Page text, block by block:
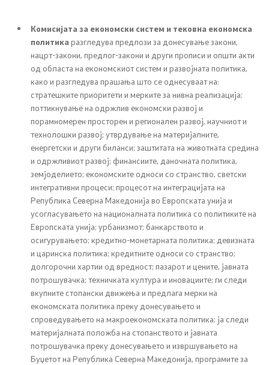
Генерален Секретаријат
Односи со јавност
Канцеларија на портпарол
Медија центар
Отворена Влада
Отчетност
Финансии
Сервисни информации
Антикорупција
Организација и систематизација
Регулатива
Комисијата за економски систем и тековна економска
политикаразгледува предлози за донесување закони,
нацрт-закони, предлог-закони и други прописи и општи акти
од областа на економскиот систем и развојната политика,
како и разгледува прашања што се однесуваат на:
стратешките приоритети и мерките за нивна реализација;
поттикнување на одржлив економски развој и
порамномерен просторен и регионален развој, научниот и
технолошки развој; утврдување на материјалните,
енергетски и други биланси; заштитата на животната средина
и одржливиот развој; финансиите, даночната политика,
земјоделието; економските односи со странство, светски
интегративни процеси; процесот на интеграцијата на
Република Северна Македонија во Европската унија и
усогласувањето на националната политика со политиките на
Европската унија; урбанизмот; банкарството и
осигурувањето; кредитно-монетарната политика; девизната
и царинска политика; кредитните односи со странство;
долгорочни хартии од вредност; пазарот и цените, јавната
потрошувачка; техничката култура и иновациите; ги следи
вкупните стопански движења и предлага мерки на
економската политика преку донесувањето и
спроведувањето на макроекономската политика; ја следи
материјалната положба на стопанството и јавната
потрошувачка преку донесувањето и извршувањето на
Буџетот на Република Северна Македонија, програмите за